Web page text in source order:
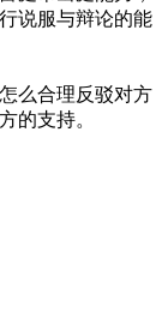
说服与辩论的能
么合理反驳对方
的支持。